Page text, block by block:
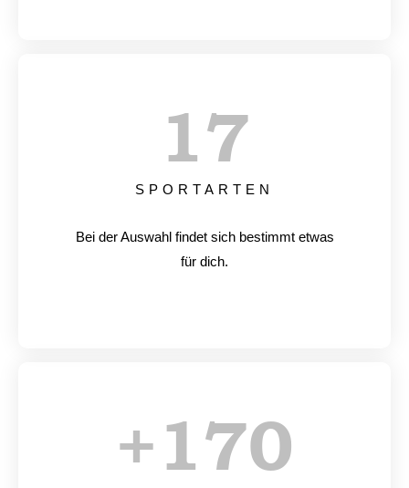
SPORTARTEN
17
Bei der Auswahl findet sich bestimmt etwas
für dich.
+170